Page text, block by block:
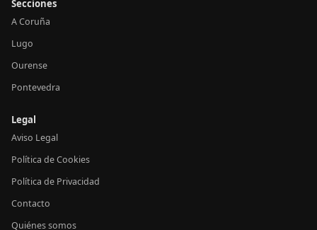
Secciones
A Coruña
Lugo
Ourense
Pontevedra
Legal
Aviso Legal
Política de Cookies
Política de Privacidad
Contacto
Quiénes somos